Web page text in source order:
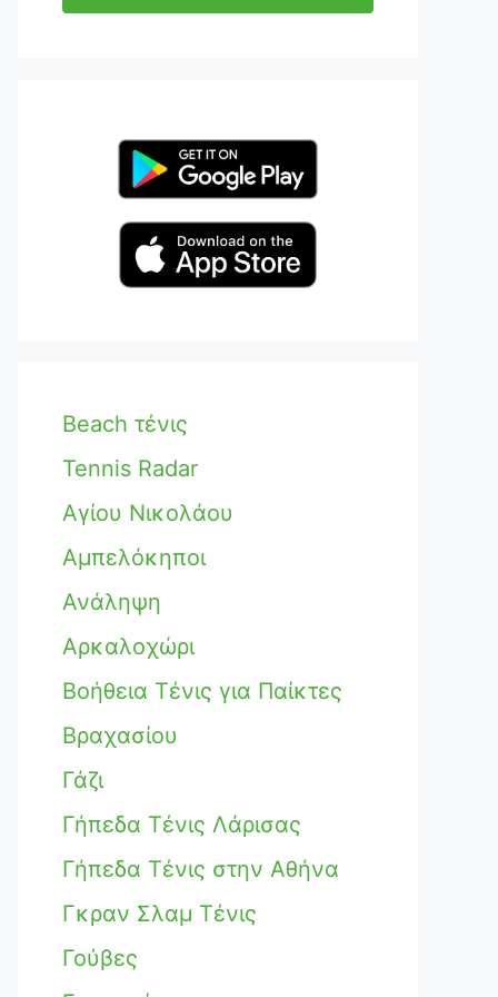
Beach τένις
Tennis Radar
Αγίου Νικολάου
Αμπελόκηποι
Ανάληψη
Αρκαλοχώρι
Βοήθεια Τένις για Παίκτες
Βραχασίου
Γάζι
Γήπεδα Τένις Λάρισας
Γήπεδα Τένις στην Αθήνα
Γκραν Σλαμ Τένις
Γούβες